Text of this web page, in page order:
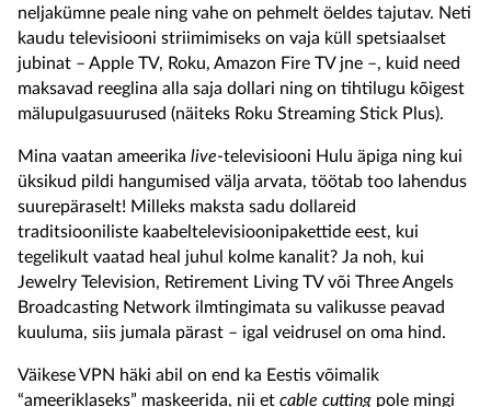
neljakümne peale ning vahe on pehmelt öeldes tajutav. Neti
kaudu televisiooni striimimiseks on vaja küll spetsiaalset
jubinat – Apple TV, Roku, Amazon Fire TV jne –, kuid need
maksavad reeglina alla saja dollari ning on tihtilugu kõigest
mälupulgasuurused (näiteks Roku Streaming Stick Plus).
Mina vaatan ameerika live-televisiooni Hulu äpiga ning kui
üksikud pildi hangumised välja arvata, töötab too lahendus
suurepäraselt! Milleks maksta sadu dollareid
traditsiooniliste kaabeltelevisioonipakettide eest, kui
tegelikult vaatad heal juhul kolme kanalit? Ja noh, kui
Jewelry Television, Retirement Living TV või Three Angels
Broadcasting Network ilmtingimata su valikusse peavad
kuuluma, siis jumala pärast – igal veidrusel on oma hind.
Väikese VPN häki abil on end ka Eestis võimalik
“ameeriklaseks” maskeerida, nii et cable cutting pole mingi